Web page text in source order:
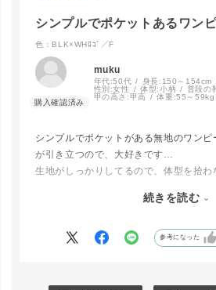
BLK×WHﾛｺﾞ
シンプルでポケットあるワン
色：BLK×WHﾛｺﾞ／F
muku
年代:50代 身長: 150～154cm
性別:女性 体型:小柄 普段の
甲の高さ:甲高 体重:55～59kg
シンプルでポケットがある無地のワンピ
が引き立つので、大好きです…
生地がしっかりしてるので、体型を拾
ゆとりがありすぎないデザインもよかっ
り付かないし、文句ナシです…
続きを読む
参考になった